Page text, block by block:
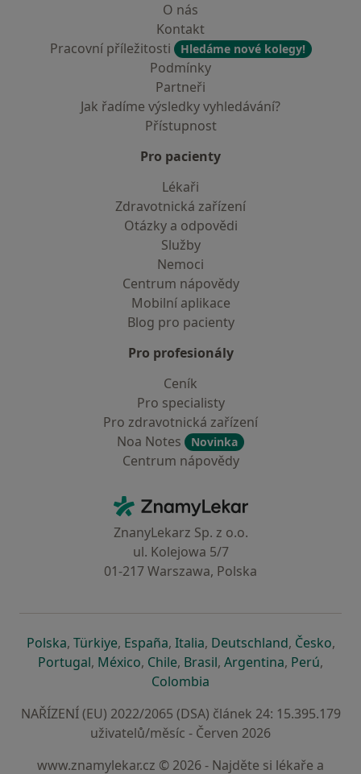
O nás
Kontakt
Pracovní příležitosti
Hledáme nové kolegy!
Podmínky
Partneři
Jak řadíme výsledky vyhledávání?
Přístupnost
Pro pacienty
Lékaři
Zdravotnická zařízení
Otázky a odpovědi
Služby
Nemoci
Centrum nápovědy
Mobilní aplikace
Blog pro pacienty
Pro profesionály
Ceník
Pro specialisty
Pro zdravotnická zařízení
Noa Notes
Novinka
Centrum nápovědy
ZnamyLekar - Hlavní stránka
ZnanyLekarz Sp. z o.o.
ul. Kolejowa 5/7
01-217 Warszawa, Polska
Polskase otevře v nové záložce
, Türkiyese otevře v nové záložce
, Españase otevře v nové záložce
, Italiase otevře v nové záložce
, Deutschlandse otevře v
, Českose
,
Portugalse otevře v nové záložce
, Méxicose otevře v nové záložce
, Chilese otevře v nové záložce
, Brasilse otevře v nové
, Argentinase otevře v
, Perúse
,
Colombia
NAŘÍZENÍ (EU) 2022/2065 (DSA) článek 24: 15.395.179
uživatelů/měsíc - Červen 2026
www.znamylekar.cz © 2026 - Najděte si lékaře a